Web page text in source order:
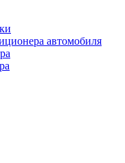
автомобиля